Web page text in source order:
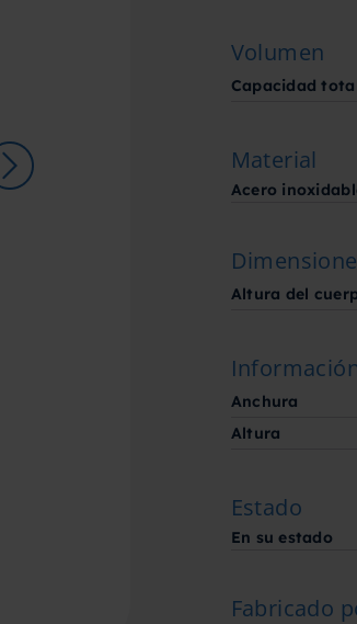
Volumen
Capacidad
Material
Acero
Altura del
Anchura
Altura
Estado
En su estado
Fabricado